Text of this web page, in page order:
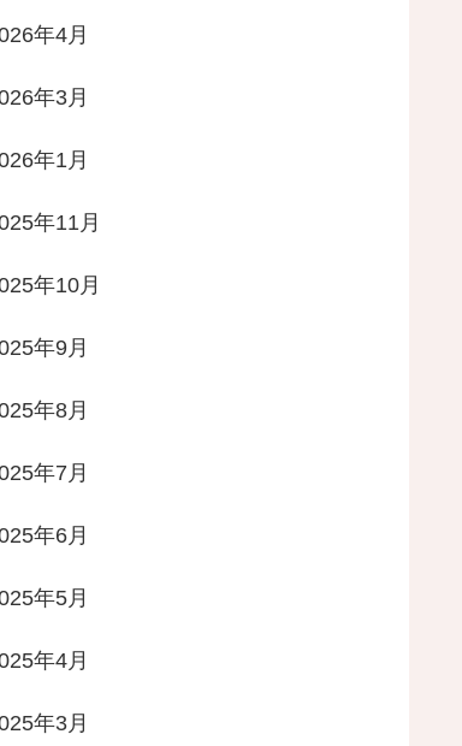
年4月
年3月
年1月
年11月
年10月
年9月
年8月
年7月
年6月
年5月
年4月
年3月